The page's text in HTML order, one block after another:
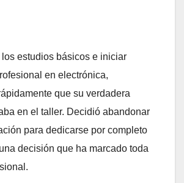
estudios básicos e iniciar
en electrónica,
que su verdadera
en el taller. Decidió abandonar
para dedicarse por completo
decisión que ha marcado toda